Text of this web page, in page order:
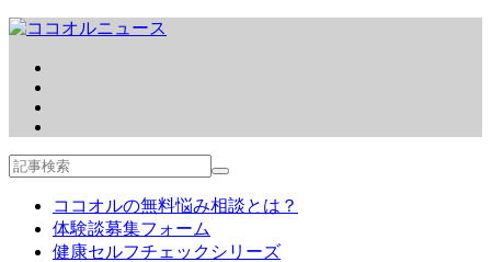
ココオルの無料悩み相談とは？
体験談募集フォーム
健康セルフチェックシリーズ